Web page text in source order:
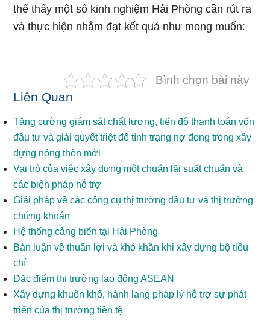
thể thấy một số kinh nghiệm Hải Phòng cần rút ra
và thực hiện nhằm đạt kết quả như mong muốn:
Bình chọn bài này
Liên Quan
Tăng cường giám sát chất lượng, tiến độ thanh toán vốn
đầu tư và giải quyết triệt để tình trạng nợ đọng trong xây
dựng nông thôn mới
Vai trò của việc xây dựng một chuẩn lãi suất chuẩn và
các biện pháp hỗ trợ
Giải pháp về các công cụ thị trường đầu tư và thị trường
chứng khoán
Hệ thống cảng biển tại Hải Phòng
Bàn luận về thuận lợi và khó khăn khi xây dựng bộ tiêu
chí
Đặc điểm thị trường lao động ASEAN
Xây dựng khuôn khổ, hành lang pháp lý hỗ trợ sự phát
triển của thị trường tiền tệ